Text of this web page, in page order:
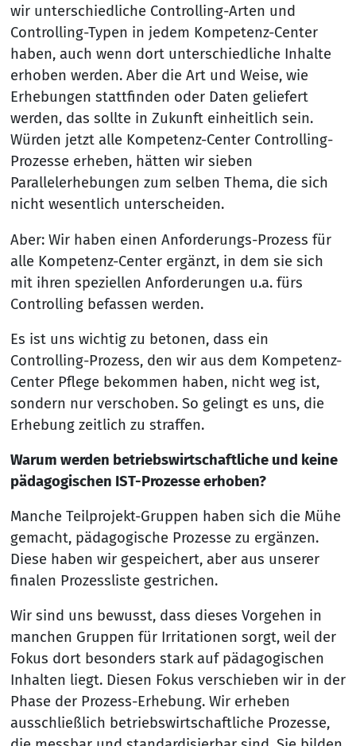
wir unterschiedliche Controlling-Arten und
Controlling-Typen in jedem Kompetenz-Center
haben, auch wenn dort unterschiedliche Inhalte
erhoben werden. Aber die Art und Weise, wie
Erhebungen stattfinden oder Daten geliefert
werden, das sollte in Zukunft einheitlich sein.
Würden jetzt alle Kompetenz-Center Controlling-
Prozesse erheben, hätten wir sieben
Parallelerhebungen zum selben Thema, die sich
nicht wesentlich unterscheiden.
Aber: Wir haben einen Anforderungs-Prozess für
alle Kompetenz-Center ergänzt, in dem sie sich
mit ihren speziellen Anforderungen u.a. fürs
Controlling befassen werden.
Es ist uns wichtig zu betonen, dass ein
Controlling-Prozess, den wir aus dem Kompetenz-
Center Pflege bekommen haben, nicht weg ist,
sondern nur verschoben. So gelingt es uns, die
Erhebung zeitlich zu straffen.
Warum werden betriebswirtschaftliche und keine
pädagogischen IST-Prozesse erhoben?
Manche Teilprojekt-Gruppen haben sich die Mühe
gemacht, pädagogische Prozesse zu ergänzen.
Diese haben wir gespeichert, aber aus unserer
finalen Prozessliste gestrichen.
Wir sind uns bewusst, dass dieses Vorgehen in
manchen Gruppen für Irritationen sorgt, weil der
Fokus dort besonders stark auf pädagogischen
Inhalten liegt. Diesen Fokus verschieben wir in der
Phase der Prozess-Erhebung. Wir erheben
ausschließlich betriebswirtschaftliche Prozesse,